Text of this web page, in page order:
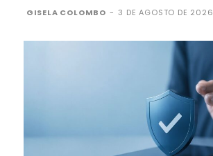
GISELA COLOMBO - 3 DE AGOSTO DE 2026